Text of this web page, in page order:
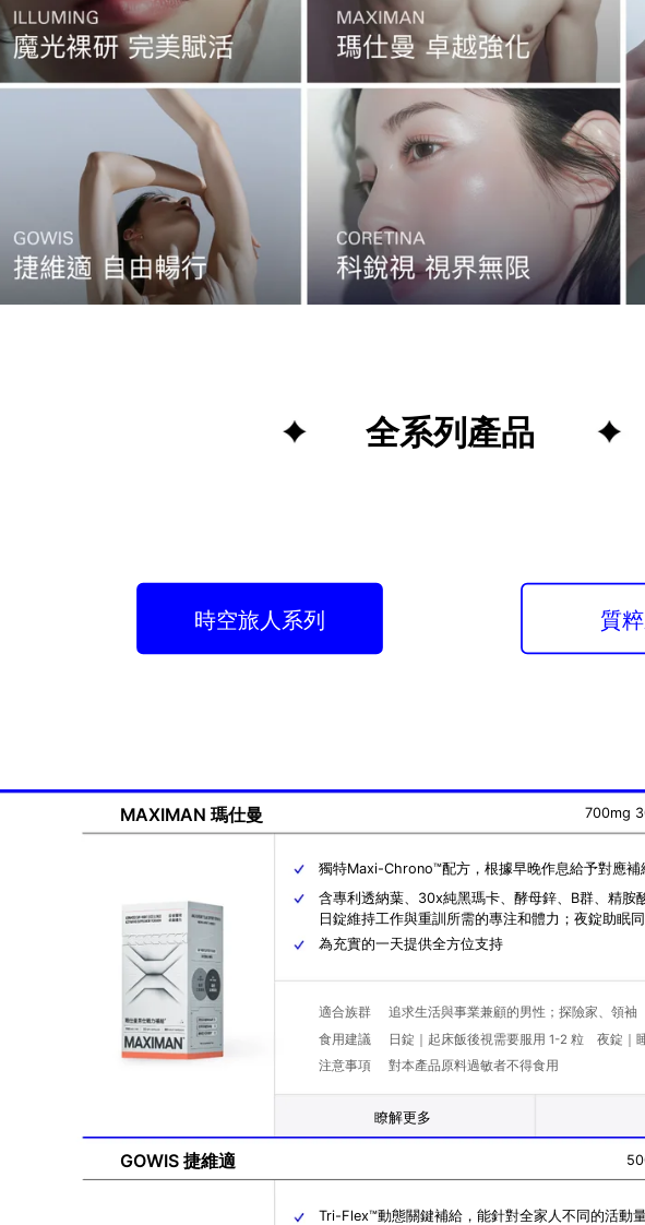
全系列產品
時空旅人系列 質
仕曼
MAXIMAN 瑪仕曼 700mg
獨特Maxi-Chrono™配方，根據早晚作息給予對應補
含專利透納葉、30x純黑瑪卡、酵母鋅、B群、精胺
日錠維持工作與重訓所需的專注和體力；夜錠助眠
為充實的一天提供全方位支持
適合族群
食用建議
注意事項
追求生活與事業兼顧的男性；探險家、領袖
日錠｜起床飯後視需要服用 1-2 粒 夜錠｜
對本產品原料過敏者不得食用
瞭解更多
適GOWIS 捷維適
Tri-Flex™動態關鍵補給，能針對全家人不同的活動